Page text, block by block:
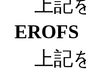
上記
EROFS
上記